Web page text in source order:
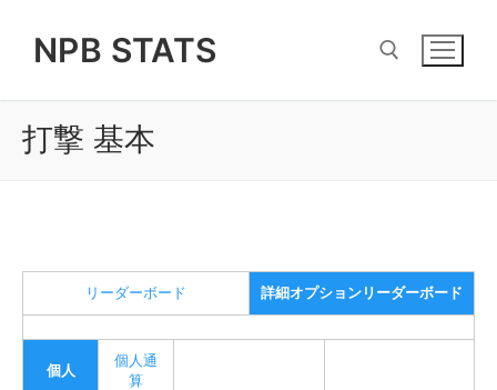
NPB STATS
打撃 基本
リーダーボード 詳細オプションリーダーボード
個人
個人通
算